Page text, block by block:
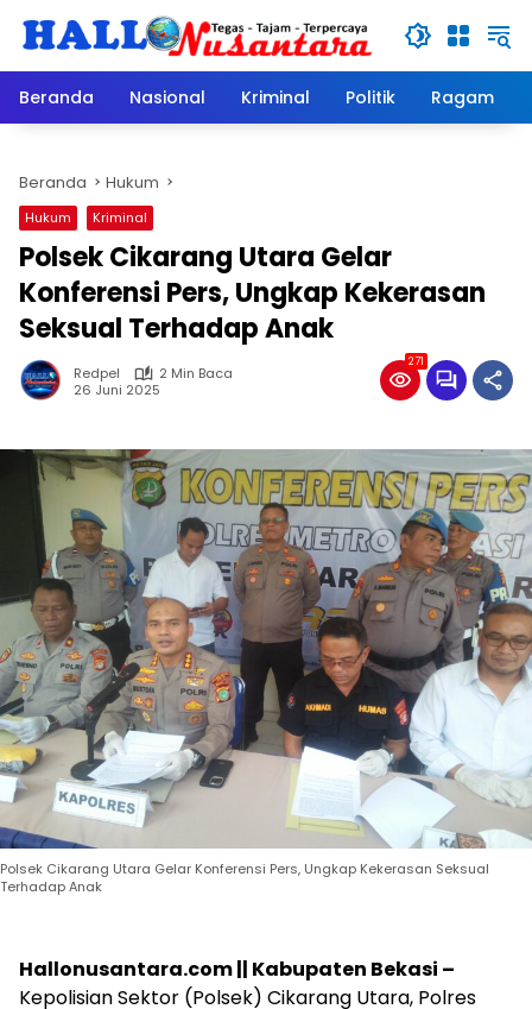
Beranda
Nasional Kriminal Politik Ragam
Beranda Hukum
Hukum Kriminal
Polsek Cikarang Utara Gelar
Konferensi Pers, Ungkap Kekerasan
Seksual Terhadap Anak
Redpel
2 Min Baca
26 Juni 2025
271
Polsek Cikarang Utara Gelar Konferensi Pers, Ungkap Kekerasan Seksual
Terhadap Anak
Hallonusantara.com || Kabupaten Bekasi –
Kepolisian Sektor (Polsek) Cikarang Utara, Polres